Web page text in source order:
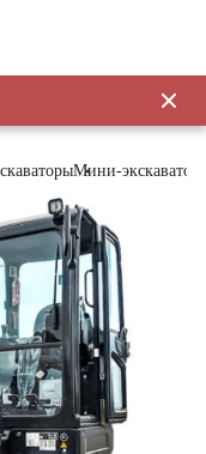
Мини-